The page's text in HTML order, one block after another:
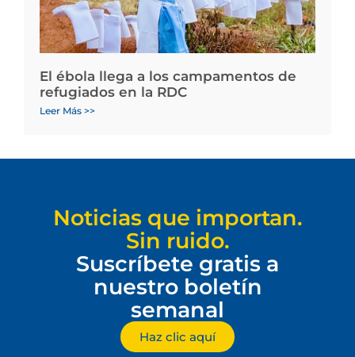
El ébola llega a los campamentos de
refugiados en la RDC
Leer Más >>
Noticias que importan.
Sin ruido.
Suscríbete gratis a
nuestro boletín
semanal
Haz clic aquí